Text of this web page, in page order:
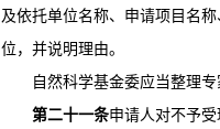
及依托单位名称、申请项目名
位，并说明理由。
自然科学基金委应当整理
第二十一条申请人对不予